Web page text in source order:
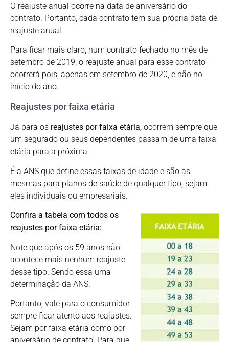
O reajuste anual ocorre na data de aniversário do
contrato. Portanto, cada contrato tem sua própria data de
reajuste anual.
Para ficar mais claro, num contrato fechado no mês de
setembro de 2019, o reajuste anual para esse contrato
ocorrerá pois, apenas em setembro de 2020, e não no
início do ano.
Reajustes por faixa etária
Já para os reajustes por faixa etária, ocorrem sempre que
um segurado ou seus dependentes passam de uma faixa
etária para a próxima.
É a ANS que define essas faixas de idade e são as
mesmas para planos de saúde de qualquer tipo, sejam
eles individuais ou empresariais.
Confira a tabela com todos os
reajustes por faixa etária:
Note que após os 59 anos não
acontece mais nenhum reajuste
desse tipo. Sendo essa uma
determinação da ANS.
Portanto, vale para o consumidor
sempre ficar atento aos reajustes.
Sejam por faixa etária como por